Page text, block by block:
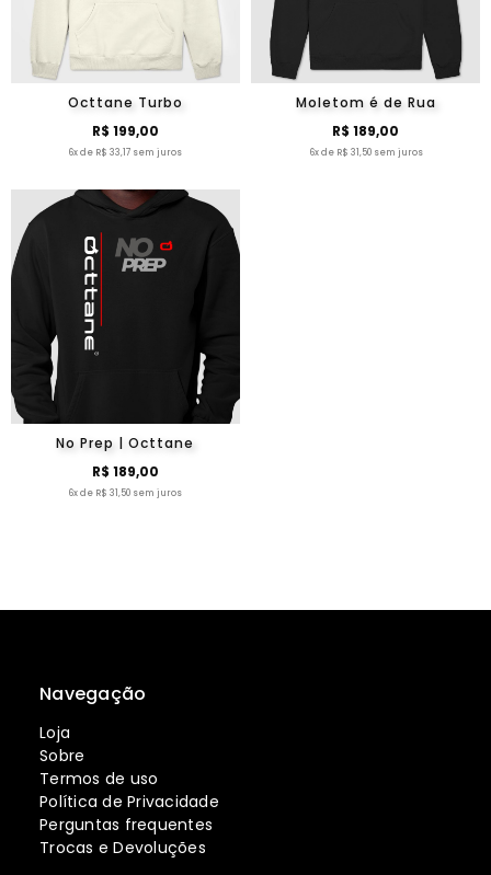
Octtane Turbo
R$ 199,00
6x de R$ 33,17 sem juros
Moletom é de Rua
R$ 189,00
6x de R$ 31,50 sem juros
No Prep | Octtane
R$ 189,00
6x de R$ 31,50 sem juros
Navegação
Loja
Sobre
Termos de uso
Política de Privacidade
Perguntas frequentes
Trocas e Devoluções